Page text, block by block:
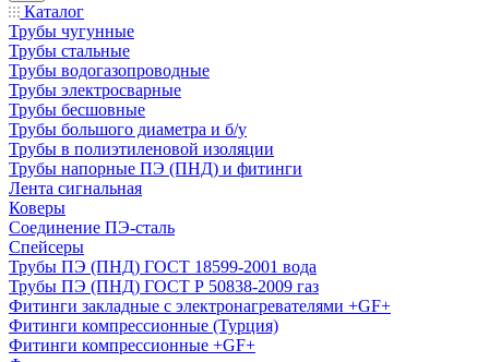
Каталог
Трубы чугунные
Трубы стальные
Трубы водогазопроводные
Трубы электросварные
Трубы бесшовные
Трубы большого диаметра и б/у
Трубы в полиэтиленовой изоляции
Трубы напорные ПЭ (ПНД) и фитинги
Лента сигнальная
Коверы
Соединение ПЭ-сталь
Спейсеры
Трубы ПЭ (ПНД) ГОСТ 18599-2001 вода
Трубы ПЭ (ПНД) ГОСТ Р 50838-2009 газ
Фитинги закладные с электронагревателями +GF+
Фитинги компрессионные (Турция)
Фитинги компрессионные +GF+